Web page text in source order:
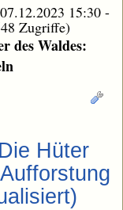
15:30 -
Zugriffe)
des Waldes:
Hüter